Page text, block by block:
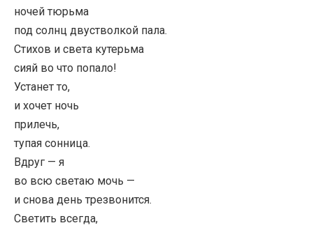
ночей тюрьма
под солнц двустволкой пала.
Стихов и света кутерьма
сияй во что попало!
Устанет то,
и хочет ночь
прилечь,
тупая сонница.
Вдруг — я
во всю светаю мочь —
и снова день трезвонится.
Светить всегда,